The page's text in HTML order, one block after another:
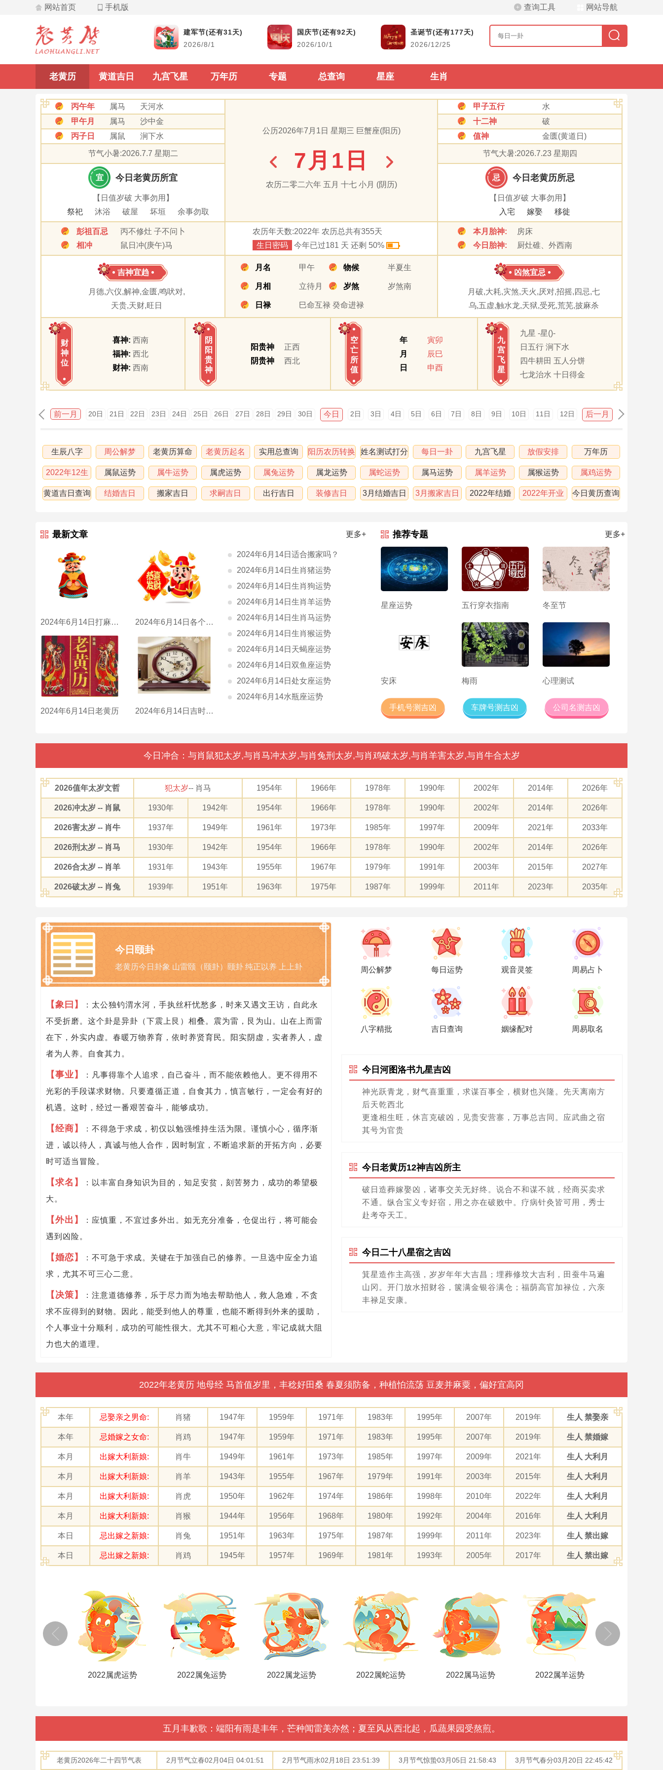
网站首页 手机版 查询工具 网站导航
飞星
九宫飞星
黄道吉日
结婚吉日
搬家吉日
开市吉日
装修吉日
动土吉日
生活查询
生男生女查询
古今时辰对照
阴阳历转换
二十四节气表
60甲子纳音顺序
建军节(还有31天)
2026/8/1
国庆节(还有92天)
2026/10/1
圣诞节(还有177天)
2026/12/25
老黄历 黄道吉日 九宫飞星 万年历 专题 总查询 星座 生肖
丙午年 属马
天河水
甲午月
属马
沙中金
丙子日
属鼠 涧下水
公历2026年7月1日 星期三 巨蟹座(阳历)
7月1日
农历二零二六年 五月 十七 小月 (阴历)
甲子五行
水
十二神
破
值神
金匮(黄道日)
节气小暑:2026.7.7 星期二 节气大暑:2026.7.23 星期四
宜 今日老黄历所宜
【日值岁破 大事勿用】
祭祀
沐浴 破屋 坏垣 余事勿取
忌 今日老黄历所忌
【日值岁破 大事勿用】
入宅
嫁娶 移徙
彭祖百忌
丙不修灶 子不问卜
相冲
鼠日冲(庚午)马
农历年天数:2022年 农历总共有355天
生日密码
今年已过181 天 还剩 50%
本月胎神:
房床
今日胎神:
厨灶碓、外西南
吉神宜趋
月德,六仪,解神,金匮,鸣吠对,
天贵,天财,旺日
月名 甲午 物候 半夏生
月相 立待月 岁煞 岁煞南
日禄 巳命互禄 癸命进禄
凶煞宜忌
月破,大耗,灾煞,天火,厌对,招摇,四忌,七
乌,五虚,触水龙,天狱,受死,荒芜,披麻杀
财
神
位
喜神: 西南
福神: 西北
财神: 西南
阴
阳
贵
神
阳贵神
正西
阴贵神
西北
空
亡
所
值
年
寅卯
月
辰巳
日
申酉
九
宫
飞
星
九星 -星()-
日五行 涧下水
四牛耕田 五人分饼
七龙治水 十日得金
前一月 20日 21日 22日 23日 24日 25日 26日 27日 28日 29日 30日 今日 2日 3日 4日 5日 6日 7日 8日 9日 10日 11日 12日 后一月
生辰八字 周公解梦 老黄历算命 老黄历起名 实用总查询 阳历农历转换 姓名测试打分 每日一卦 九宫飞星 放假安排 万年历
2022年12生
肖运程
属鼠运势 属牛运势 属虎运势 属兔运势 属龙运势 属蛇运势 属马运势 属羊运势 属猴运势 属鸡运势
黄道吉日查询 结婚吉日 搬家吉日 求嗣吉日 出行吉日 装修吉日
3月结婚吉日
3月搬家吉日
2022年结婚
2022年开业
今日黄历查询
最新文章 更多+ 推荐专题 更多+
2024年6月14日打麻将财神方位 2024年6月14日各个时辰财喜神方位
2024年6月14日老黄历 2024年6月14日吉时是什么时辰？
2024年6月14日适合搬家吗？
2024年6月14日生肖猪运势
2024年6月14日生肖狗运势
2024年6月14日生肖羊运势
2024年6月14日生肖马运势
2024年6月14日生肖猴运势
2024年6月14日天蝎座运势
2024年6月14日双鱼座运势
2024年6月14日处女座运势
2024年6月14水瓶座运势
星座运势 五行穿衣指南 冬至节
安床 梅雨 心理测试
手机号测吉凶 车牌号测吉凶 公司名测吉凶
今日冲合：与肖鼠犯太岁,与肖马冲太岁,与肖兔刑太岁,与肖鸡破太岁,与肖羊害太岁,与肖牛合太岁
2026值年太岁文哲 犯太岁-- 肖马 1954年 1966年 1978年 1990年 2002年 2014年 2026年
2026冲太岁 -- 肖鼠 1930年 1942年 1954年 1966年 1978年 1990年 2002年 2014年 2026年
2026害太岁 -- 肖牛 1937年 1949年 1961年 1973年 1985年 1997年 2009年 2021年 2033年
2026刑太岁 -- 肖马 1930年 1942年 1954年 1966年 1978年 1990年 2002年 2014年 2026年
2026合太岁 -- 肖羊 1931年 1943年 1955年 1967年 1979年 1991年 2003年 2015年 2027年
2026破太岁 -- 肖兔 1939年 1951年 1963年 1975年 1987年 1999年 2011年 2023年 2035年
今日颐卦
老黄历今日卦象 山雷颐（颐卦）颐卦 纯正以养 上上卦
【象曰】
：太公独钓渭水河，手执丝杆忧愁多，时来又遇文王访，自此永
不受折磨。这个卦是异卦（下震上艮）相叠。震为雷，艮为山。山在上而雷
在下，外实内虚。春暖万物养育，依时养贤育民。阳实阴虚，实者养人，虚
者为人养。自食其力。
【事业】
：凡事得靠个人追求，自己奋斗，而不能依赖他人。更不得用不
光彩的手段谋求财物。只要遵循正道，自食其力，慎言敏行，一定会有好的
机遇。这时，经过一番艰苦奋斗，能够成功。
【经商】
：不得急于求成，初仅以勉强维持生活为限。谨慎小心，循序渐
进，诚以待人，真诚与他人合作，因时制宜，不断追求新的开拓方向，必要
时可适当冒险。
【求名】
：以丰富自身知识为目的，知足安贫，刻苦努力，成功的希望极
大。
【外出】
：应慎重，不宜过多外出。如无充分准备，仓促出行，将可能会
遇到凶险。
【婚恋】
：不可急于求成。关键在于加强自己的修养。一旦选中应全力追
求，尤其不可三心二意。
【决策】
：注意道德修养，乐于尽力而为地去帮助他人，救人急难，不贪
求不应得到的财物。因此，能受到他人的尊重，也能不断得到外来的援助，
个人事业十分顺利，成功的可能性很大。尤其不可粗心大意，牢记成就大阻
力也大的道理。
周公解梦 每日运势 观音灵签 周易占卜
八字精批 吉日查询 姻缘配对 周易取名
今日河图洛书九星吉凶
神光跃青龙，财气喜重重，求谋百事全，横财也兴隆。先天离南方
后天乾西北
更逢相生旺，休言克破凶，见贵安营寨，万事总吉同。应武曲之宿
其号为官贵
今日老黄历12神吉凶所主
破日造葬嫁娶凶，诸事交关无好终。说合不和谋不就，经商买卖求
不通。纵合宝义专好宿，用之亦在破败中。疗病针灸皆可用，秀士
赴考夺天工。
今日二十八星宿之吉凶
箕星造作主高强，岁岁年年大吉昌；埋葬修坟大吉利，田蚕牛马遍
山冈。开门放水招财谷，箧满金银谷满仓；福荫高官加禄位，六亲
丰禄足安康。
2022年老黄历 地母经 马首值岁里，丰稔好田桑 春夏须防备，种植怕流荡 豆麦并麻粟，偏好宜高冈
本年 忌娶亲之男命: 肖猪 1947年 1959年 1971年 1983年 1995年 2007年 2019年 生人 禁娶亲
本年 忌婚嫁之女命: 肖鸡 1947年 1959年 1971年 1983年 1995年 2007年 2019年 生人 禁婚嫁
本月 出嫁大利新娘: 肖牛 1949年 1961年 1973年 1985年 1997年 2009年 2021年 生人 大利月
本月 出嫁大利新娘: 肖羊 1943年 1955年 1967年 1979年 1991年 2003年 2015年 生人 大利月
本月 出嫁大利新娘: 肖虎 1950年 1962年 1974年 1986年 1998年 2010年 2022年 生人 大利月
本月 出嫁大利新娘: 肖猴 1944年 1956年 1968年 1980年 1992年 2004年 2016年 生人 大利月
本日 忌出嫁之新娘: 肖兔 1951年 1963年 1975年 1987年 1999年 2011年 2023年 生人 禁出嫁
本日 忌出嫁之新娘: 肖鸡 1945年 1957年 1969年 1981年 1993年 2005年 2017年 生人 禁出嫁
2022属虎运势 2022属兔运势 2022属龙运势 2022属蛇运势 2022属马运势 2022属羊运势
五月丰歉歌：端阳有雨是丰年，芒种闻雷美亦然；夏至风从西北起，瓜蔬果园受熬煎。
老黄历2026年二十四节气表 2月节气立春02月04日 04:01:51 2月节气雨水02月18日 23:51:39 3月节气惊蛰03月05日 21:58:43 3月节气春分03月20日 22:45:42